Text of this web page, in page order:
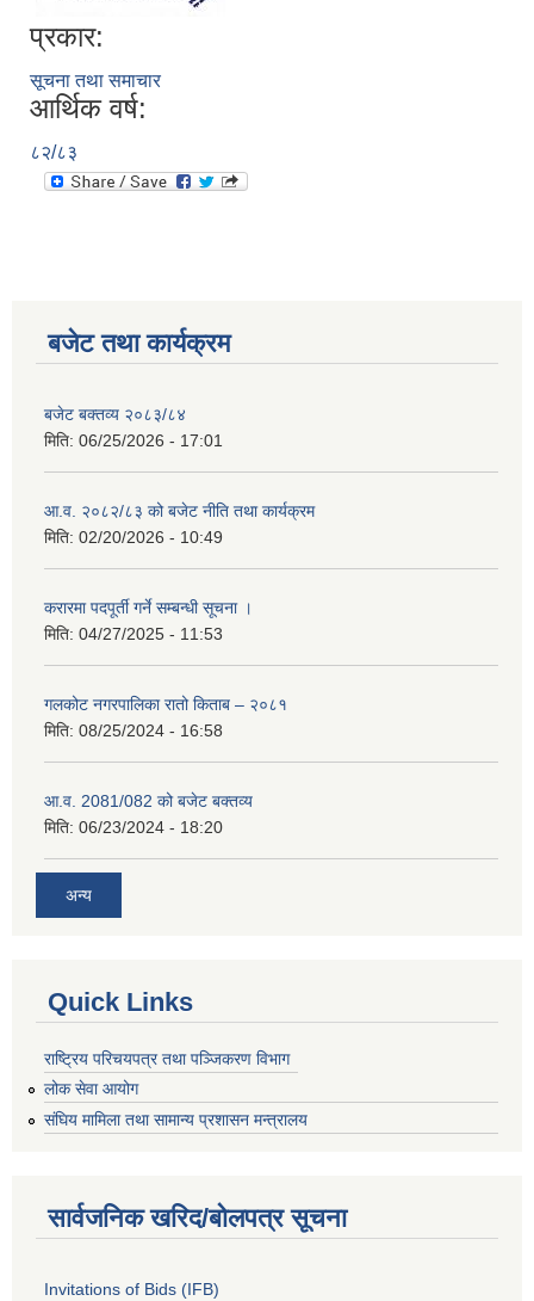
प्रकार:
सूचना तथा समाचार
आर्थिक वर्ष:
८२/८३
बजेट तथा कार्यक्रम
बजेट बक्तव्य २०८३/८४
मिति: 06/25/2026 - 17:01
आ.व. २०८२/८३ को बजेट नीति तथा कार्यक्रम
मिति: 02/20/2026 - 10:49
करारमा पदपूर्ती गर्ने सम्बन्धी सूचना ।
मिति: 04/27/2025 - 11:53
गलकोट नगरपालिका रातो किताब – २०८१
मिति: 08/25/2024 - 16:58
आ.व. 2081/082 को बजेट बक्तव्य
मिति: 06/23/2024 - 18:20
अन्य
Quick Links
राष्ट्रिय परिचयपत्र तथा पञ्जिकरण विभाग
लोक सेवा आयोग
संघिय मामिला तथा सामान्य प्रशासन मन्त्रालय
सार्वजनिक खरिद/बोलपत्र सूचना
Invitations of Bids (IFB)